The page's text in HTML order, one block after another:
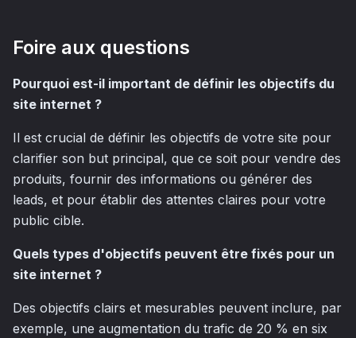
Foire aux questions
Pourquoi est-il important de définir les objectifs du
site internet ?
Il est crucial de définir les objectifs de votre site pour
clarifier son but principal, que ce soit pour vendre des
produits, fournir des informations ou générer des
leads, et pour établir des attentes claires pour votre
public cible.
Quels types d'objectifs peuvent être fixés pour un
site internet ?
Des objectifs clairs et mesurables peuvent inclure, par
exemple, une augmentation du trafic de 20 % en six